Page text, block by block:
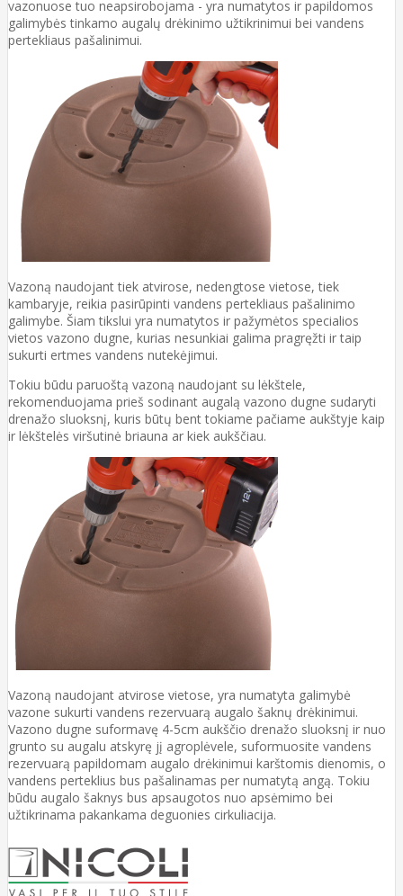
vazonuose tuo neapsirobojama - yra numatytos ir papildomos
galimybės tinkamo augalų drėkinimo užtikrinimui bei vandens
pertekliaus pašalinimui.
Vazoną naudojant tiek atvirose, nedengtose vietose, tiek
kambaryje, reikia pasirūpinti vandens pertekliaus pašalinimo
galimybe. Šiam tikslui yra numatytos ir pažymėtos specialios
vietos vazono dugne, kurias nesunkiai galima pragręžti ir taip
sukurti ertmes vandens nutekėjimui.
Tokiu būdu paruoštą vazoną naudojant su lėkštele,
rekomenduojama prieš sodinant augalą vazono dugne sudaryti
drenažo sluoksnį, kuris būtų bent tokiame pačiame aukštyje kaip
ir lėkštelės viršutinė briauna ar kiek aukščiau.
Vazoną naudojant atvirose vietose, yra numatyta galimybė
vazone sukurti vandens rezervuarą augalo šaknų drėkinimui.
Vazono dugne suformavę 4-5cm aukščio drenažo sluoksnį ir nuo
grunto su augalu atskyrę jį agroplėvele, suformuosite vandens
rezervuarą papildomam augalo drėkinimui karštomis dienomis, o
vandens perteklius bus pašalinamas per numatytą angą. Tokiu
būdu augalo šaknys bus apsaugotos nuo apsėmimo bei
užtikrinama pakankama deguonies cirkuliacija.